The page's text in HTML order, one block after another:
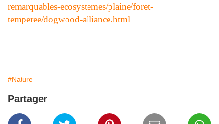
remarquables-ecosystemes/plaine/foret-
temperee/dogwood-alliance.html
#Nature
Partager